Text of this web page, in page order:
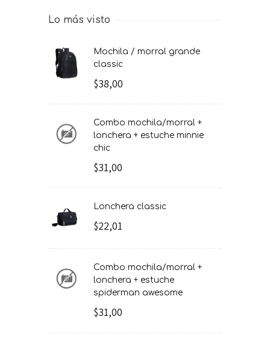
Lo más visto
mochila / morral grande
classic
$38,00
combo mochila/morral +
lonchera + estuche minnie
chic
$31,00
lonchera classic
$22,01
combo mochila/morral +
lonchera + estuche
spiderman awesome
$31,00